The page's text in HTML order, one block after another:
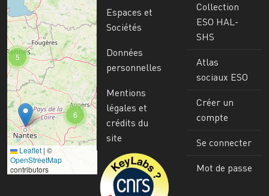
6
5
Leaflet | ©
OpenStreetMap
contributors
Espaces et
Sociétés
Données
personnelles
Mentions
légales et
crédits du
site
Image
Collection
ESO HAL-
SHS
Atlas
sociaux ESO
Créer un
compte
Se connecter
Mot de passe